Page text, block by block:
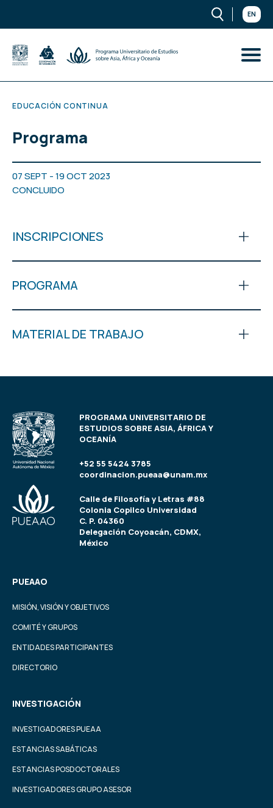
EN
EDUCACIÓN CONTINUA
Programa
07 SEPT - 19 OCT 2023
CONCLUIDO
INSCRIPCIONES
PROGRAMA
MATERIAL DE TRABAJO
PROGRAMA UNIVERSITARIO DE
ESTUDIOS SOBRE ASIA, ÁFRICA Y
OCEANÍA
+52 55 5424 3785
coordinacion.pueaa@unam.mx
Calle de Filosofía y Letras #88
Colonia Copilco Universidad
C. P. 04360
Delegación Coyoacán, CDMX,
México
PUEAAO
MISIÓN, VISIÓN Y OBJETIVOS
COMITÉ Y GRUPOS
ENTIDADES PARTICIPANTES
DIRECTORIO
INVESTIGACIÓN
INVESTIGADORES PUEAA
ESTANCIAS SABÁTICAS
ESTANCIAS POSDOCTORALES
INVESTIGADORES GRUPO ASESOR